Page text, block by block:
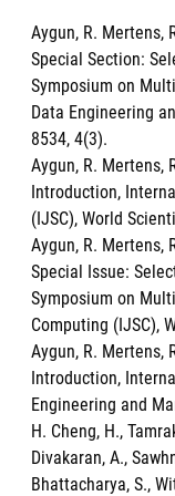
Aygun, R. Mertens,
Special Section:
Symposium on
Data Engineering
8534, 4(3).
Aygun, R. Mertens,
Introduction,
(IJSC), World
Aygun, R. Mertens,
Special Issue:
Symposium on
Computing (IJSC),
Aygun, R. Mertens,
Introduction,
Engineering and
H. Cheng, H.,
Divakaran, A.,
Bhattacharya, S.,